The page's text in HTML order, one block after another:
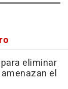
eliminar
el